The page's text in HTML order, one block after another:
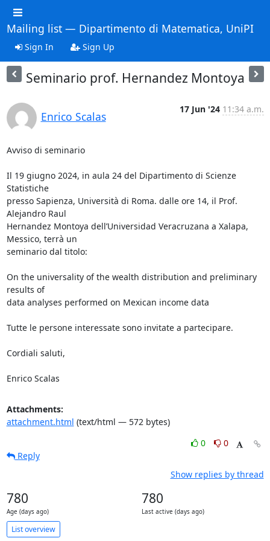
Mailing list — Dipartimento di Matematica, UniPI
Sign In Sign Up
Seminario prof. Hernandez Montoya
Enrico Scalas
17 Jun '24 11:34 a.m.
Avviso di seminario
Il 19 giugno 2024, in aula 24 del Dipartimento di Scienze
Statistiche
presso Sapienza, Università di Roma. dalle ore 14, il Prof.
Alejandro Raul
Hernandez Montoya dell’Universidad Veracruzana a Xalapa,
Messico, terrà un
seminario dal titolo:
On the universality of the wealth distribution and preliminary
results of
data analyses performed on Mexican income data
Tutte le persone interessate sono invitate a partecipare.
Cordiali saluti,
Enrico Scalas
Attachments:
attachment.html (text/html — 572 bytes)
0
0
Reply
Show replies by thread
780
Age (days ago)
780
Last active (days ago)
List overview